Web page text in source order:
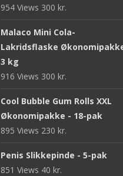
954 Views 300 kr.
Malaco Mini Cola-
Lakridsflaske
3 kg
916 Views 300 kr.
Cool Bubble Gum Rolls XXL
Økonomipakke - 18-pak
895 Views 230 kr.
Penis Slikkepinde - 5-pak
851 Views 40 kr.